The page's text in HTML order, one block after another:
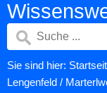
Sie sind hier:
Lengenfeld /